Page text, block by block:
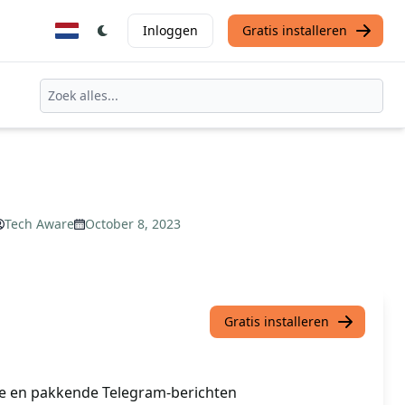
Inloggen Gratis installeren
Tech Aware October 8, 2023
Gratis installeren
en pakkende Telegram-berichten